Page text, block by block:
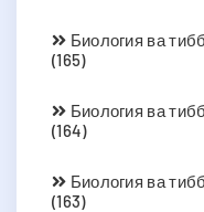
Биология ва
(165)
Биология ва
(164)
Биология ва
(163)